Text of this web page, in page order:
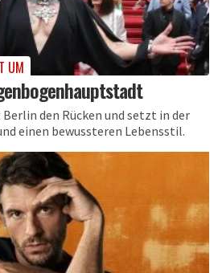
UM
den Rücken und setzt in der
einen bewussteren Lebensstil.